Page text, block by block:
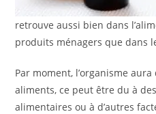
retrouve aussi bien dans
produits ménagers que dans
Par moment, l’organisme
aliments, ce peut être du à
alimentaires ou à d’autres